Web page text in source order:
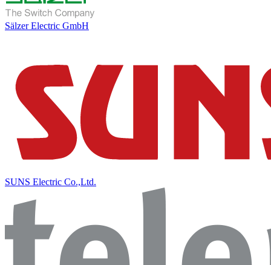
Sälzer Electric GmbH
SUNS Electric Co.,Ltd.